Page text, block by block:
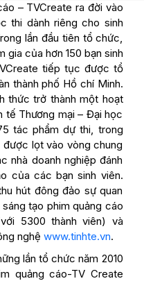
– TVCreate ra đời vào
thi dành riêng cho sinh
lần đầu tiên tổ chức,
gia của hơn 150 bạn sinh
tiếp tục được tổ
thành phố Hồ chí Minh.
thức trở thành một hoạt
tế Thương mại – Đại học
tác phẩm dự thi, trong
lọt vào vòng chung
nhà doanh nghiệp đánh
của các bạn sinh viên.
hút đông đảo sự quan
tạo phim quảng cáo
5300 thành viên) và
nghệ www.tinhte.vn.
lần tổ chức năm 2010
quảng cáo-TV Create